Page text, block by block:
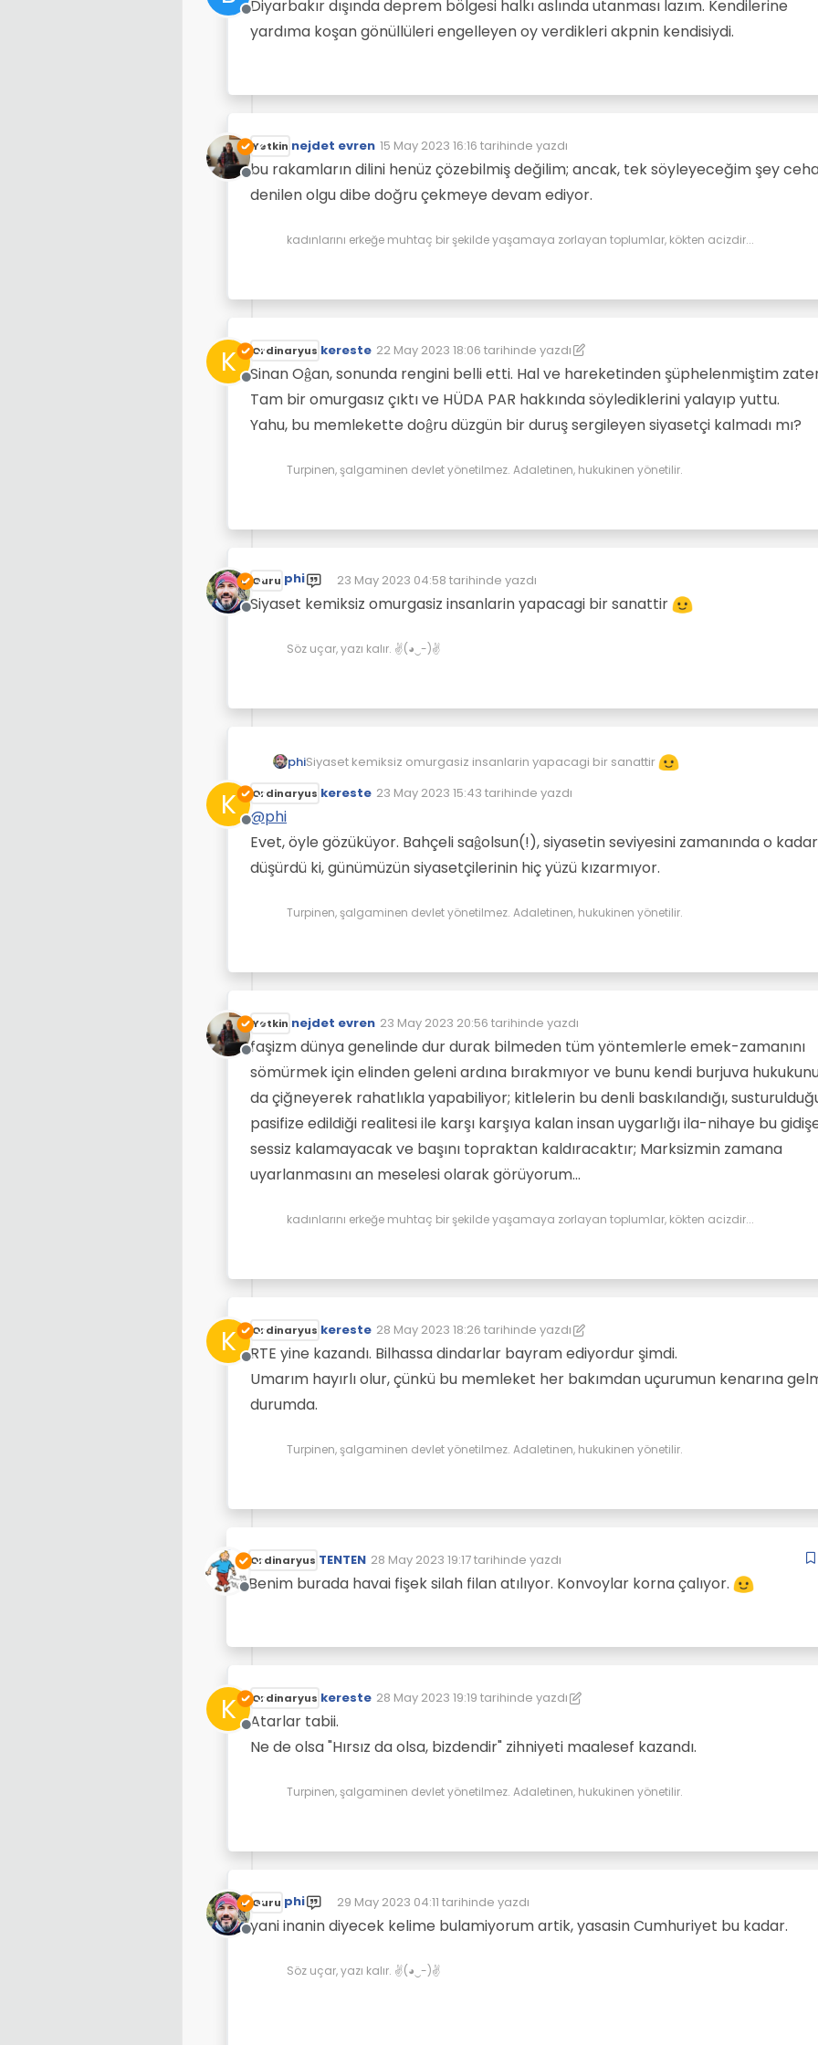
Çevrimdışı
Diyarbakır dışında deprem bölgesi halkı aslında utanması lazım. Kendilerine
yardıma koşan gönüllüleri engelleyen oy verdikleri akpnin kendisiydi.
Çevrimdışı
Yetkin nejdet evren 15 May 2023 16:16 tarihinde yazdı
Son düzenleyen:
bu rakamların dilini henüz çözebilmiş değilim; ancak, tek söyleyeceğim şey
denilen olgu dibe doğru çekmeye devam ediyor.
kadınlarını erkeğe muhtaç bir şekilde yaşamaya zorlayan toplumlar, kökten acizdir...
K
Çevrimdışı
Ordinaryus kereste 22 May 2023 18:06 tarihinde yazdı
Son düzenleyen: kereste
Sinan Oĝan, sonunda rengini belli etti. Hal ve hareketinden şüphelenmiştim
Tam bir omurgasız çıktı ve HÜDA PAR hakkında söylediklerini yalayıp yuttu.
Yahu, bu memlekette doĝru düzgün bir duruş sergileyen siyasetçi kalmadı mı?
Turpinen, şalgaminen devlet yönetilmez. Adaletinen, hukukinen yönetilir.
Çevrimdışı
Guru phi 23 May 2023 04:58 tarihinde yazdı
Son düzenleyen:
Siyaset kemiksiz omurgasiz insanlarin yapacagi bir sanattir
Söz uçar, yazı kalır. ✌(◕‿-)✌
phiSiyaset kemiksiz omurgasiz insanlarin yapacagi bir sanattir
K
Çevrimdışı
Ordinaryus kereste 23 May 2023 15:43 tarihinde yazdı
Son düzenleyen:
@phi
Evet, öyle gözüküyor. Bahçeli saĝolsun(!), siyasetin seviyesini zamanında o kadar
düşürdü ki, günümüzün siyasetçilerinin hiç yüzü kızarmıyor.
Turpinen, şalgaminen devlet yönetilmez. Adaletinen, hukukinen yönetilir.
Çevrimdışı
Yetkin nejdet evren 23 May 2023 20:56 tarihinde yazdı
Son düzenleyen:
faşizm dünya genelinde dur durak bilmeden tüm yöntemlerle emek-zamanını
sömürmek için elinden geleni ardına bırakmıyor ve bunu kendi burjuva
da çiğneyerek rahatlıkla yapabiliyor; kitlelerin bu denli baskılandığı,
pasifize edildiği realitesi ile karşı karşıya kalan insan uygarlığı ila-nihaye bu
sessiz kalamayacak ve başını topraktan kaldıracaktır; Marksizmin zamana
uyarlanmasını an meselesi olarak görüyorum...
kadınlarını erkeğe muhtaç bir şekilde yaşamaya zorlayan toplumlar, kökten acizdir...
K
Çevrimdışı
Ordinaryus kereste 28 May 2023 18:26 tarihinde yazdı
Son düzenleyen: kereste
RTE yine kazandı. Bilhassa dindarlar bayram ediyordur şimdi.
Umarım hayırlı olur, çünkü bu memleket her bakımdan uçurumun kenarına
durumda.
Turpinen, şalgaminen devlet yönetilmez. Adaletinen, hukukinen yönetilir.
Çevrimdışı
Ordinaryus TENTEN 28 May 2023 19:17tarihinde yazdı
Son düzenleyen:
Benim burada havai fişek silah filan atılıyor. Konvoylar korna çalıyor.
K
Çevrimdışı
Ordinaryus kereste 28 May 2023 19:19 tarihinde yazdı
Son düzenleyen: kereste
Atarlar tabii.
Ne de olsa "Hırsız da olsa, bizdendir" zihniyeti maalesef kazandı.
Turpinen, şalgaminen devlet yönetilmez. Adaletinen, hukukinen yönetilir.
Çevrimdışı
Guru phi 29 May 2023 04:11 tarihinde yazdı
Son düzenleyen:
yani inanin diyecek kelime bulamiyorum artik, yasasin Cumhuriyet bu kadar.
Söz uçar, yazı kalır. ✌(◕‿-)✌